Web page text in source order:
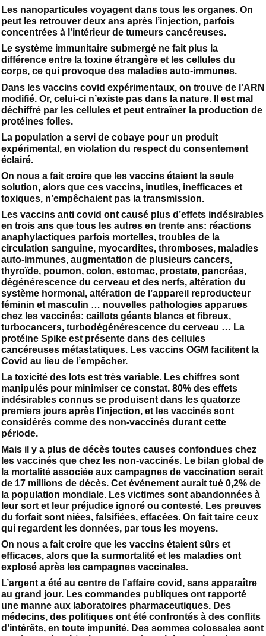
Les nanoparticules voyagent dans tous les organes. On
peut les retrouver deux ans après l’injection, parfois
concentrées à l’intérieur de tumeurs cancéreuses.
Le système immunitaire submergé ne fait plus la
différence entre la toxine étrangère et les cellules du
corps, ce qui provoque des maladies auto-immunes.
Dans les vaccins covid expérimentaux, on trouve de l’ARN
modifié. Or, celui-ci n’existe pas dans la nature. Il est mal
déchiffré par les cellules et peut entraîner la production de
protéines folles.
La population a servi de cobaye pour un produit
expérimental, en violation du respect du consentement
éclairé.
On nous a fait croire que les vaccins étaient la seule
solution, alors que ces vaccins, inutiles, inefficaces et
toxiques, n’empêchaient pas la transmission.
Les vaccins anti covid ont causé plus d’effets indésirables
en trois ans que tous les autres en trente ans: réactions
anaphylactiques parfois mortelles, troubles de la
circulation sanguine, myocardites, thromboses, maladies
auto-immunes, augmentation de plusieurs cancers,
thyroïde, poumon, colon, estomac, prostate, pancréas,
dégénérescence du cerveau et des nerfs, altération du
système hormonal, altération de l’appareil reproducteur
féminin et masculin … nouvelles pathologies apparues
chez les vaccinés: caillots géants blancs et fibreux,
turbocancers, turbodégénérescence du cerveau … La
protéine Spike est présente dans des cellules
cancéreuses métastatiques. Les vaccins OGM facilitent la
Covid au lieu de l’empêcher.
La toxicité des lots est très variable. Les chiffres sont
manipulés pour minimiser ce constat. 80% des effets
indésirables connus se produisent dans les quatorze
premiers jours après l’injection, et les vaccinés sont
considérés comme des non-vaccinés durant cette
période.
Mais il y a plus de décès toutes causes confondues chez
les vaccinés que chez les non-vaccinés. Le bilan global de
la mortalité associée aux campagnes de vaccination serait
de 17 millions de décès. Cet événement aurait tué 0,2% de
la population mondiale. Les victimes sont abandonnées à
leur sort et leur préjudice ignoré ou contesté. Les preuves
du forfait sont niées, falsifiées, effacées. On fait taire ceux
qui regardent les données, par tous les moyens.
On nous a fait croire que les vaccins étaient sûrs et
efficaces, alors que la surmortalité et les maladies ont
explosé après les campagnes vaccinales.
L’argent a été au centre de l’affaire covid, sans apparaître
au grand jour. Les commandes publiques ont rapporté
une manne aux laboratoires pharmaceutiques. Des
médecins, des politiques ont été confrontés à des conflits
d’intérêts, en toute impunité. Des sommes colossales sont